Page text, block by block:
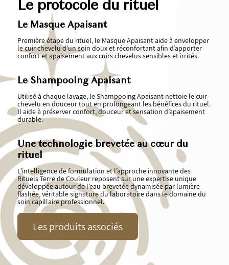
Le protocole du rituel
Le Masque Apaisant
Première étape du rituel, le Masque Apaisant aide à envelopper
le cuir chevelu d’un soin doux et réconfortant afin d’apporter
confort et apaisement aux cuirs chevelus sensibles et irrités.
Le Shampooing Apaisant
Utilisé à chaque lavage, le Shampooing Apaisant nettoie le cuir
chevelu en douceur tout en prolongeant les bénéfices du rituel.
Il aide à préserver confort, douceur et sensation d’apaisement
durable.
Une technologie brevetée au cœur du
rituel
L’intelligence de formulation et l’approche innovante des
Rituels Terre de Couleur reposent sur une expertise unique
développée autour de l’eau brevetée dynamisée par lumière
flashée, véritable signature du laboratoire dans le domaine du
soin capillaire professionnel.
Les produits associés